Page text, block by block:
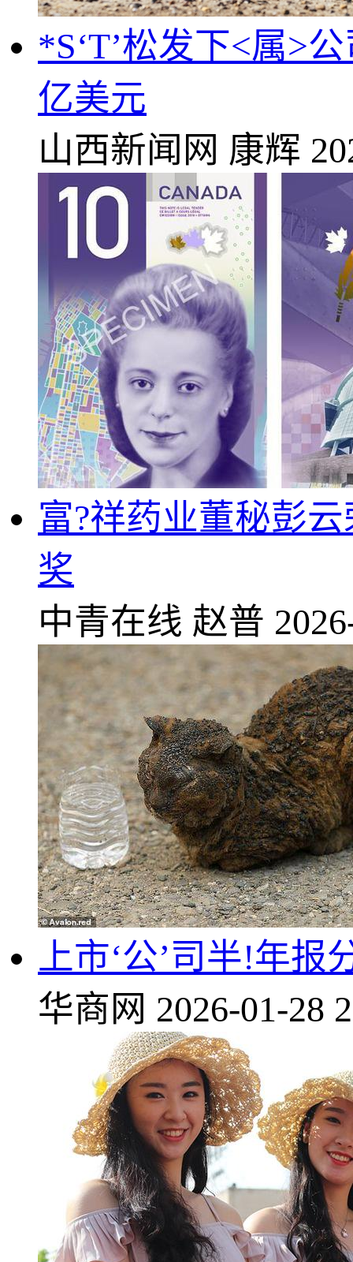
*S‘T’松发下<属>
亿美元
山西新闻网 康辉
富?祥药业董秘彭
奖
中青在线 赵普
上市‘公’司半!年报
华商网 2026-01-28